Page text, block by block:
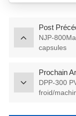
Post
NJP-
capsules
Prochain
DPP-300
froid/